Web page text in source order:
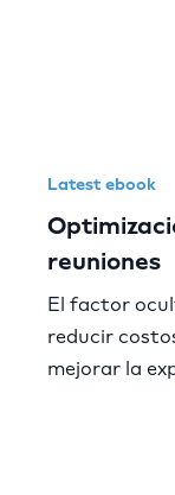
Latest ebook
reuniones
El factor
reducir
mejorar la